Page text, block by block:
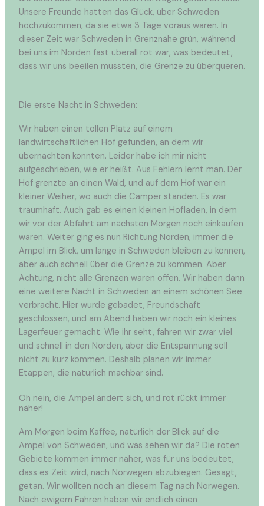
Unsere Freunde hatten das Glück, über Schweden
hochzukommen, da sie etwa 3 Tage voraus waren. In
dieser Zeit war Schweden in Grenznähe grün, während
bei uns im Norden fast überall rot war, was bedeutet,
dass wir uns beeilen mussten, die Grenze zu überqueren.
Die erste Nacht in Schweden:
Wir haben einen tollen Platz auf einem
landwirtschaftlichen Hof gefunden, an dem wir
übernachten konnten. Leider habe ich mir nicht
aufgeschrieben, wie er heißt. Aus Fehlern lernt man. Der
Hof grenzte an einen Wald, und auf dem Hof war ein
kleiner Weiher, wo auch die Camper standen. Es war
traumhaft. Auch gab es einen kleinen Hofladen, in dem
wir vor der Abfahrt am nächsten Morgen noch einkaufen
waren. Weiter ging es nun Richtung Norden, immer die
Ampel im Blick, um lange in Schweden bleiben zu können,
aber auch schnell über die Grenze zu kommen. Aber
Achtung, nicht alle Grenzen waren offen. Wir haben dann
eine weitere Nacht in Schweden an einem schönen See
verbracht. Hier wurde gebadet, Freundschaft
geschlossen, und am Abend haben wir noch ein kleines
Lagerfeuer gemacht. Wie ihr seht, fahren wir zwar viel
und schnell in den Norden, aber die Entspannung soll
nicht zu kurz kommen. Deshalb planen wir immer
Etappen, die natürlich machbar sind.
Oh nein, die Ampel ändert sich, und rot rückt immer
näher!
Am Morgen beim Kaffee, natürlich der Blick auf die
Ampel von Schweden, und was sehen wir da? Die roten
Gebiete kommen immer näher, was für uns bedeutet,
dass es Zeit wird, nach Norwegen abzubiegen. Gesagt,
getan. Wir wollten noch an diesem Tag nach Norwegen.
Nach ewigem Fahren haben wir endlich einen